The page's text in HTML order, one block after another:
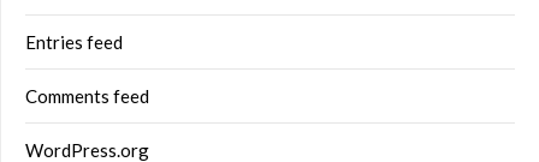
Entries feed
Comments feed
WordPress.org